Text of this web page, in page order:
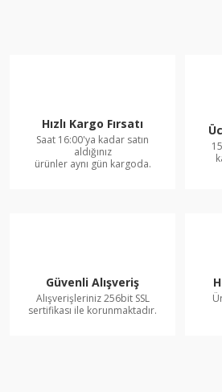
Hızlı Kargo Fırsatı
Saat 16:00'ya kadar satın
aldığınız
ürünler aynı gün kargoda.
Güvenli Alışveriş
Alışverişleriniz 256bit SSL
sertifikası ile korunmaktadır.